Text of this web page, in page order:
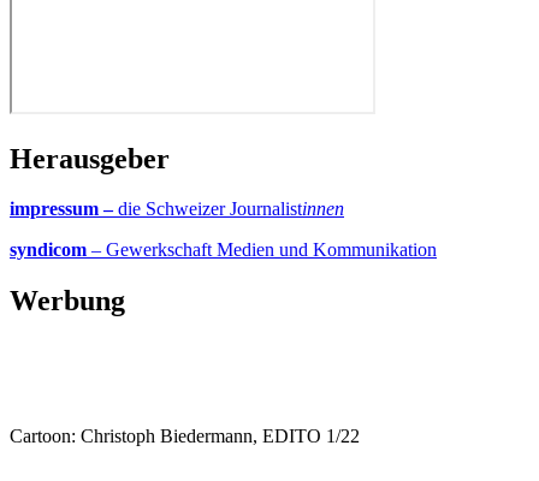
Herausgeber
impressum –die Schweizer Journalistinnen
syndicom – Gewerkschaft Medien und Kommunikation
Werbung
Cartoon: Christoph Biedermann, EDITO 1/22